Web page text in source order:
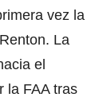
vez la
La
el
la FAA tras